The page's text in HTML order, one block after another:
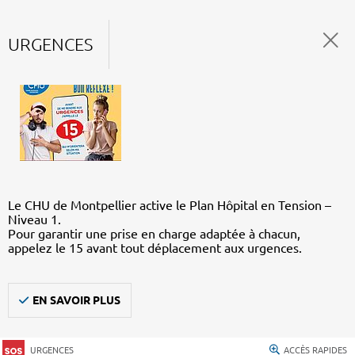
URGENCES
Le CHU de Montpellier active le Plan Hôpital en Tension –
Niveau 1.
Pour garantir une prise en charge adaptée à chacun,
appelez le 15 avant tout déplacement aux urgences.
EN SAVOIR PLUS
URGENCES ACCÈS RAPIDES